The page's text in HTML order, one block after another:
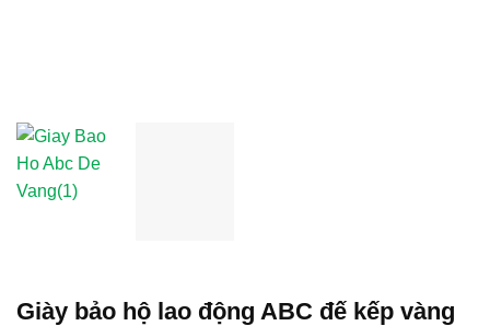
Giày bảo hộ lao động ABC đế kếp vàng